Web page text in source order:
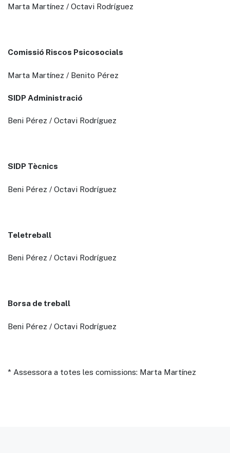
Marta Martínez / Octavi Rodríguez
Comissió Riscos Psicosocials
Marta Martínez / Benito Pérez
SIDP Administració
Beni Pérez / Octavi Rodríguez
SIDP Tècnics
Beni Pérez / Octavi Rodríguez
Teletreball
Beni Pérez / Octavi Rodríguez
Borsa de treball
Beni Pérez / Octavi Rodríguez
* Assessora a totes les comissions: Marta Martínez